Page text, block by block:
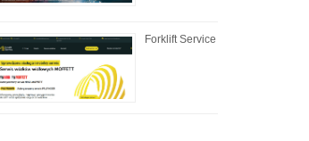
Forklift Service